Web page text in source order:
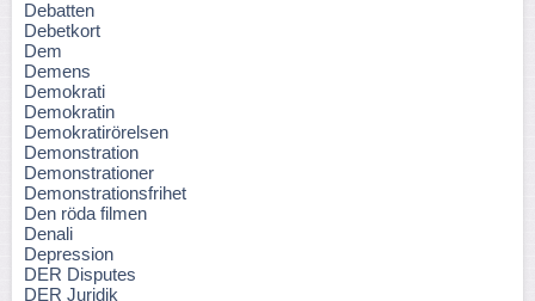
Debatten
Debetkort
Dem
Demens
Demokrati
Demokratin
Demokratirörelsen
Demonstration
Demonstrationer
Demonstrationsfrihet
Den röda filmen
Denali
Depression
DER Disputes
DER Juridik